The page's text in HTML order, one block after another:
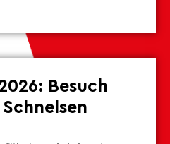
Besuch